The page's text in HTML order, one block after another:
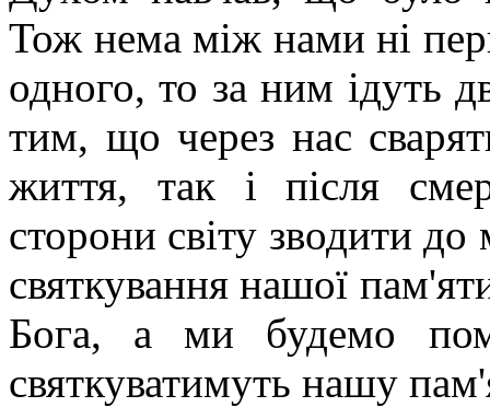
Тож нема між нами ні
одного, то за ним ідуть
тим, що через нас
життя, так і після
сторони світу зводити
святкування нашої
Бога, а ми будемо
святкуватимуть нашу